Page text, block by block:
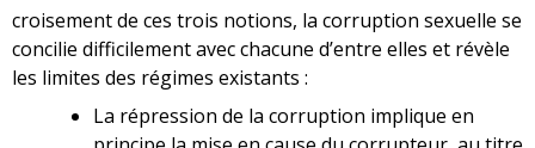
croisement de ces trois notions, la corruption sexuelle se
concilie difficilement avec chacune d’entre elles et révèle
les limites des régimes existants :
La répression de la corruption implique en